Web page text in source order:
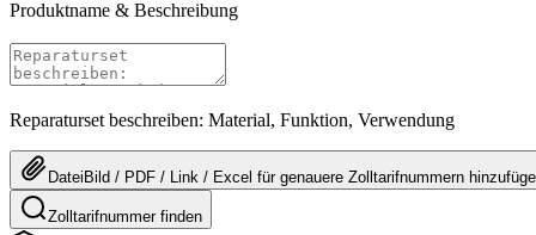
Produktname & Beschreibung
Reparaturset beschreiben: Material, Funktion, Verwendung
Datei Bild / PDF / Link / Excel für genauere Zolltarifnummern
Zolltarifnummer finden